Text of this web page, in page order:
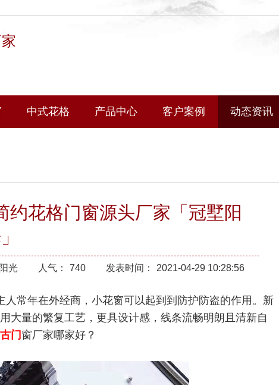
中式花格 产品中心 客户案例 动态资讯
花格门窗源头厂家「冠墅阳
光 人气： 740 发表时间： 2021-04-29 10:28:56
常年在外经商，小花窗可以起到到防护防盗的作用。新
大量的繁复工艺，更具设计感，线条流畅明朗且清新自
门窗厂家哪家好？